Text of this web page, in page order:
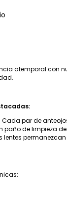
atemporal con
par de
paño de limpieza